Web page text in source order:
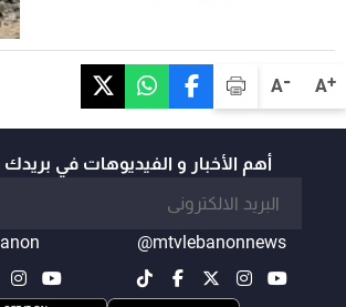
A+
A-
أهم الأخبار و الفيديوهات في بريدك
@mtvlebanonnews